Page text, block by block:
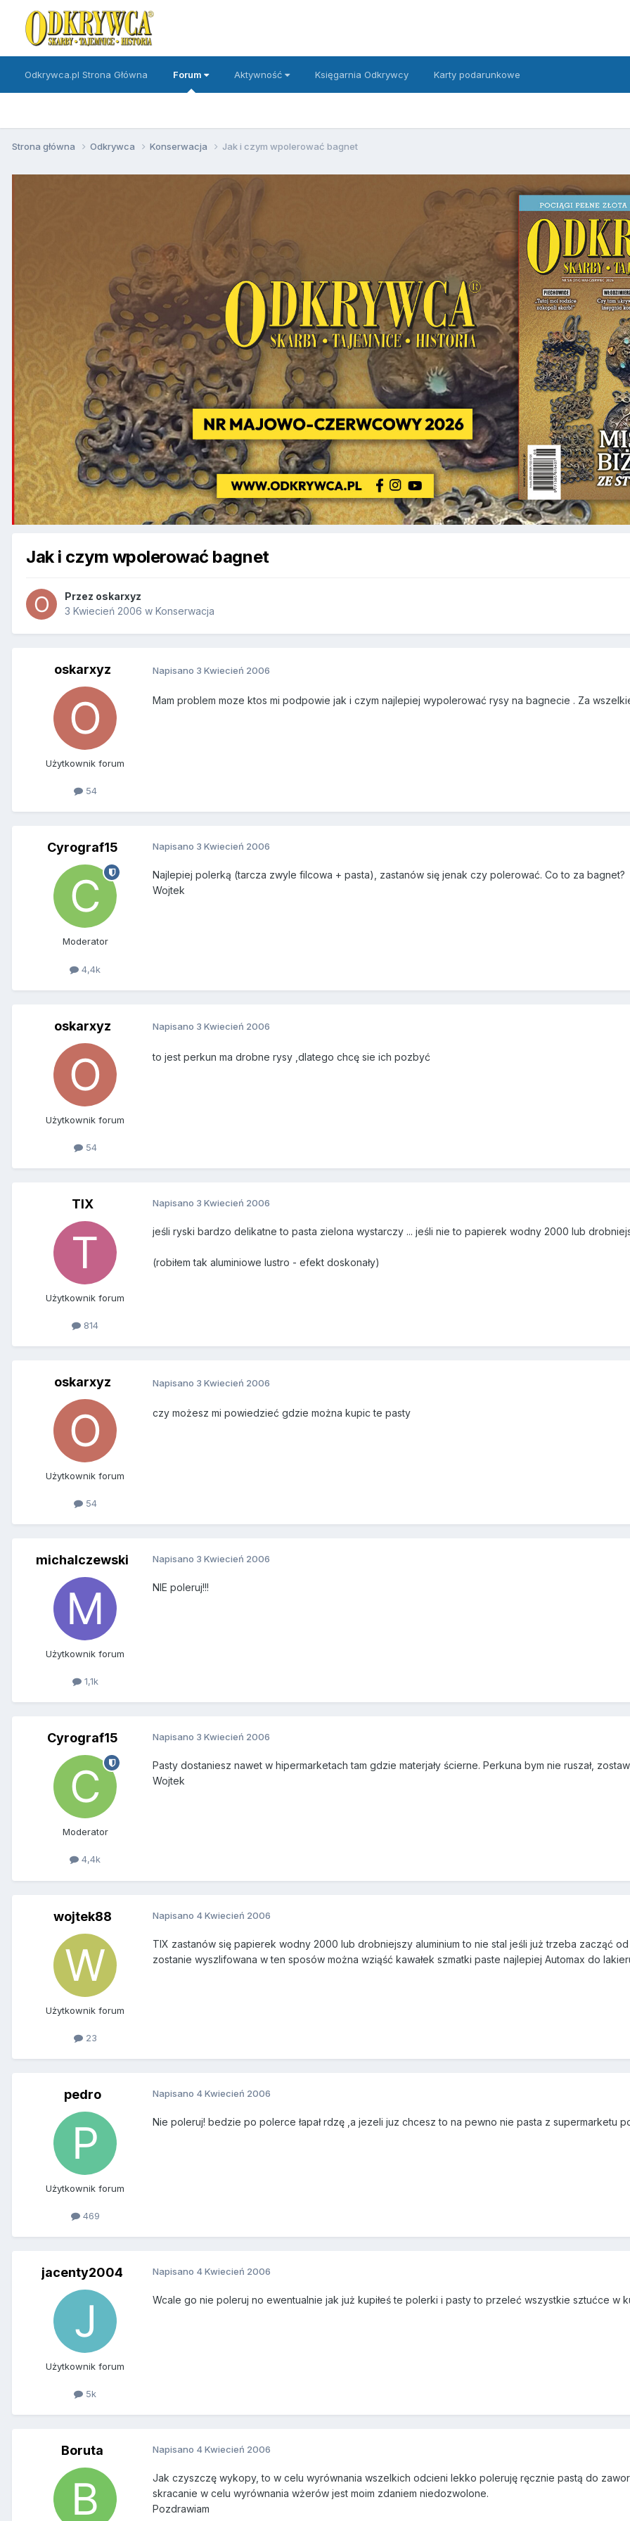
Odkrywca.pl Strona Główna Forum Aktywność Księgarnia Odkrywcy Karty podarunkowe
Strona główna Odkrywca Konserwacja Jak i czym wpolerować bagnet
Jak i czym wpolerować bagnet
Przez oskarxyz
3 Kwiecień 2006 w Konserwacja
oskarxyz
Użytkownik forum
54
Napisano 3 Kwiecień 2006
Mam problem moze ktos mi podpowie jak i czym najlepiej wypolerować rysy na bagnecie . Za
Cyrograf15
Moderator
4,4k
Napisano 3 Kwiecień 2006
Najlepiej polerką (tarcza zwyle filcowa + pasta), zastanów się jenak czy polerować. Co to za bagnet?
Wojtek
oskarxyz
Użytkownik forum
54
Napisano 3 Kwiecień 2006
to jest perkun ma drobne rysy ,dlatego chcę sie ich pozbyć
TIX
Użytkownik forum
814
Napisano 3 Kwiecień 2006
jeśli ryski bardzo delikatne to pasta zielona wystarczy ... jeśli nie to papierek wodny 2000 lub
(robiłem tak aluminiowe lustro - efekt doskonały)
oskarxyz
Użytkownik forum
54
Napisano 3 Kwiecień 2006
czy możesz mi powiedzieć gdzie można kupic te pasty
michalczewski
Użytkownik forum
1,1k
Napisano 3 Kwiecień 2006
NIE poleruj!!!
Cyrograf15
Moderator
4,4k
Napisano 3 Kwiecień 2006
Pasty dostaniesz nawet w hipermarketach tam gdzie materjały ścierne. Perkuna bym nie ruszał,
Wojtek
wojtek88
Użytkownik forum
23
Napisano 4 Kwiecień 2006
TIX zastanów się papierek wodny 2000 lub drobniejszy aluminium to nie stal jeśli już trzeba zacząć
zostanie wyszlifowana w ten sposów można wziąść kawałek szmatki paste najlepiej Automax do
pedro
Użytkownik forum
469
Napisano 4 Kwiecień 2006
Nie poleruj! bedzie po polerce łapał rdzę ,a jezeli juz chcesz to na pewno nie pasta z supermarketu
jacenty2004
Użytkownik forum
5k
Napisano 4 Kwiecień 2006
Wcale go nie poleruj no ewentualnie jak już kupiłeś te polerki i pasty to przeleć wszystkie sztućce w
Boruta Napisano 4 Kwiecień 2006
Jak czyszczę wykopy, to w celu wyrównania wszelkich odcieni lekko poleruję ręcznie pastą do
skracanie w celu wyrównania wżerów jest moim zdaniem niedozwolone.
Pozdrawiam